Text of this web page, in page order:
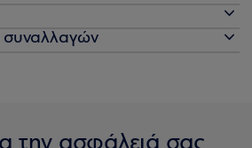
συναλλαγών